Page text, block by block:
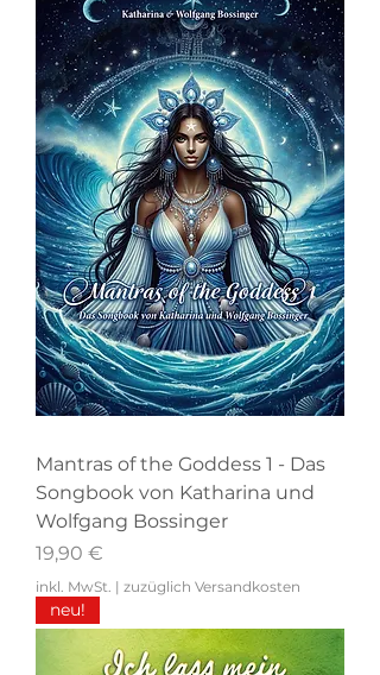
Mantras of the Goddess 1 - Das
Songbook von Katharina und
Wolfgang Bossinger
Preis
19,90 €
inkl. MwSt. | zuzüglich Versandkosten
neu!